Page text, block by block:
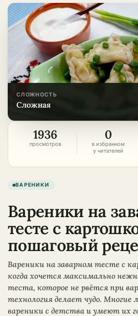
СЛОЖНОСТЬ
сложная
1936
просмотров
0
в избранном
у читателей
ВАРЕНИКИ
Вареники на
тесте с
пошаговый
Вареники на заварном тесте с
когда хочется максимально
теста, которое не рвётся при
технология делает чудо. Многие
вареники с детства и умеют их